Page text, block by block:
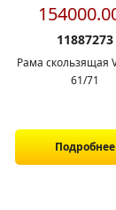
11887273
Рама скользящая
61/71
Подробнее